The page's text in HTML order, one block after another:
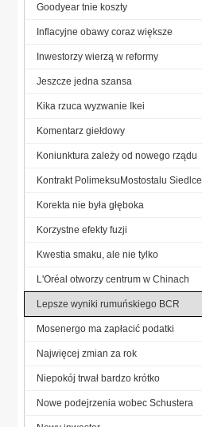
Goodyear tnie koszty
Inflacyjne obawy coraz większe
Inwestorzy wierzą w reformy
Jeszcze jedna szansa
Kika rzuca wyzwanie Ikei
Komentarz giełdowy
Koniunktura zależy od nowego rządu
Kontrakt PolimeksuMostostalu Siedlce
Korekta nie była głęboka
Korzystne efekty fuzji
Kwestia smaku, ale nie tylko
L'Oréal otworzy centrum w Chinach
Lepsze wyniki rumuńskiego BCR
Mosenergo ma zapłacić podatki
Najwięcej zmian za rok
Niepokój trwał bardzo krótko
Nowe podejrzenia wobec Schustera